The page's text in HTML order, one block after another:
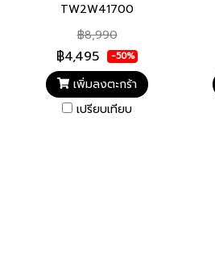
TW2W41700
฿8,990
฿4,495 -50%
เพิ่มลงตะกร้า
เปรียบเทียบ